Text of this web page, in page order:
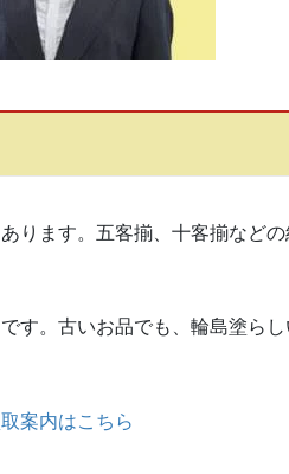
ります。五客揃、十客揃など
す。古いお品でも、輪島塗ら
案内はこちら